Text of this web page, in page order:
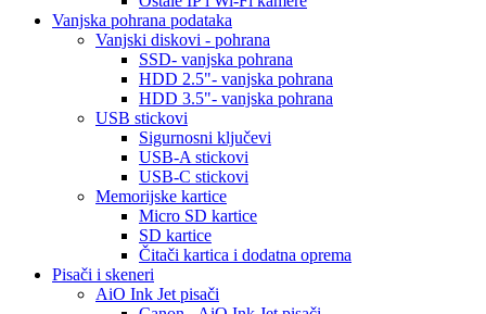
Vanjska pohrana podataka
Vanjski diskovi - pohrana
SSD- vanjska pohrana
HDD 2.5"- vanjska pohrana
HDD 3.5"- vanjska pohrana
USB stickovi
Sigurnosni ključevi
USB-A stickovi
USB-C stickovi
Memorijske kartice
Micro SD kartice
SD kartice
Čitači kartica i dodatna oprema
Pisači i skeneri
AiO Ink Jet pisači